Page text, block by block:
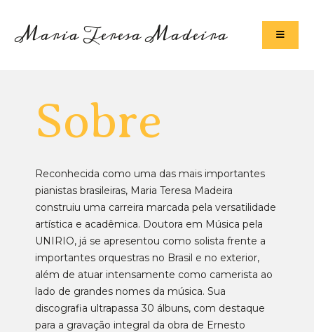
Maria Teresa Madeira
Sobre
Reconhecida como uma das mais importantes
pianistas brasileiras, Maria Teresa Madeira
construiu uma carreira marcada pela versatilidade
artística e acadêmica. Doutora em Música pela
UNIRIO, já se apresentou como solista frente a
importantes orquestras no Brasil e no exterior,
além de atuar intensamente como camerista ao
lado de grandes nomes da música. Sua
discografia ultrapassa 30 álbuns, com destaque
para a gravação integral da obra de Ernesto